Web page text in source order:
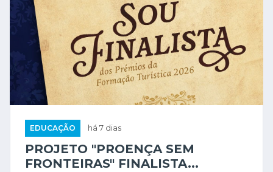
EDUCAÇÃO há 7 dias
PROJETO "PROENÇA SEM
FRONTEIRAS" FINALISTA...